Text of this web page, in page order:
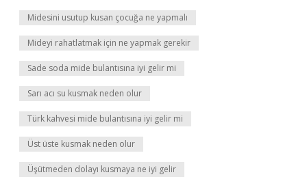
Midesini usutup kusan çocuğa ne yapmalı
Mideyi rahatlatmak için ne yapmak gerekir
Sade soda mide bulantısına iyi gelir mi
Sarı acı su kusmak neden olur
Türk kahvesi mide bulantısına iyi gelir mi
Üst üste kusmak neden olur
Üşütmeden dolayı kusmaya ne iyi gelir